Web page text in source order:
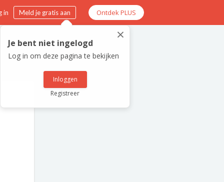
in Meld je gratis aan Ontdek PLUS
×
Je bent niet ingelogd
Log in om deze pagina te bekijken
Inloggen
Registreer